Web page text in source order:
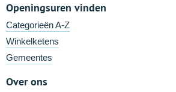
Openingsuren vinden
Categorieën A-Z
Winkelketens
Gemeentes
Over ons